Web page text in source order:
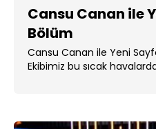
Cansu Canan ile
Bölüm
Cansu Canan ile Yeni
Ekibimiz bu sıcak